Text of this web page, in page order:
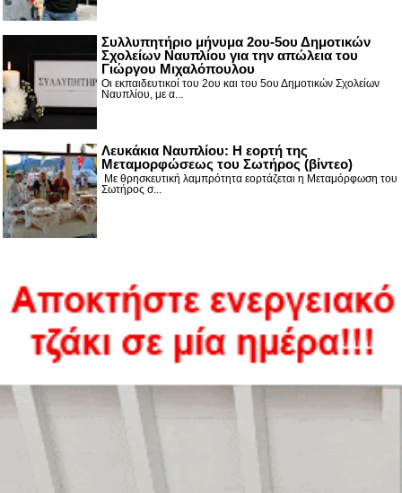
Συλλυπητήριο μήνυμα 2ου-5ου Δημοτικών
Σχολείων Ναυπλίου για την απώλεια του
Γιώργου Μιχαλόπουλου
Οι εκπαιδευτικοί του 2ου και του 5ου Δημοτικών Σχολείων
Ναυπλίου, με α...
Λευκάκια Ναυπλίου: Η εορτή της
Μεταμορφώσεως του Σωτήρος (βίντεο)
Με θρησκευτική λαμπρότητα εορτάζεται η Μεταμόρφωση του
Σωτήρος σ...